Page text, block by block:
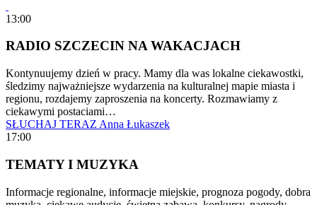
13:00
RADIO SZCZECIN NA WAKACJACH
Kontynuujemy dzień w pracy. Mamy dla was lokalne ciekawostki,
śledzimy najważniejsze wydarzenia na kulturalnej mapie miasta i
regionu, rozdajemy zaproszenia na koncerty. Rozmawiamy z
ciekawymi postaciami…
SŁUCHAJ TERAZ Anna Łukaszek
17:00
TEMATY I MUZYKA
Informacje regionalne, informacje miejskie, prognoza pogody, dobra